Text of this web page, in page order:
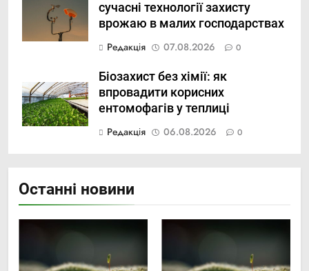
сучасні технології захисту
врожаю в малих господарствах
Редакція
07.08.2026 0
Біозахист без хімії: як
впровадити корисних
ентомофагів у теплиці
Редакція
06.08.2026 0
Останні новини